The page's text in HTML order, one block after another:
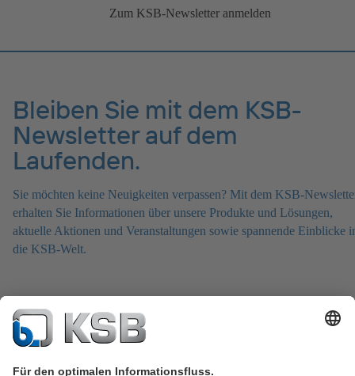
Zum KSB-Newsletter anmelden
Bleiben Sie mit dem KSB-
Newsletter auf dem
Laufenden.
Sie möchten keine Neuigkeiten verpassen? Mit dem KSB-
erhalten Sie Informationen über unsere Produkte und Lösungen,
aktuelle Aktionen und Veranstaltungen sowie spannende Einblicke
die KSB-Welt.